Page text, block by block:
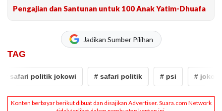
Pengajian dan Santunan untuk 100 Anak Yatim-Dhuafa
Jadikan Sumber Pilihan
TAG
politik jokowi # safari politik # psi # jokowi